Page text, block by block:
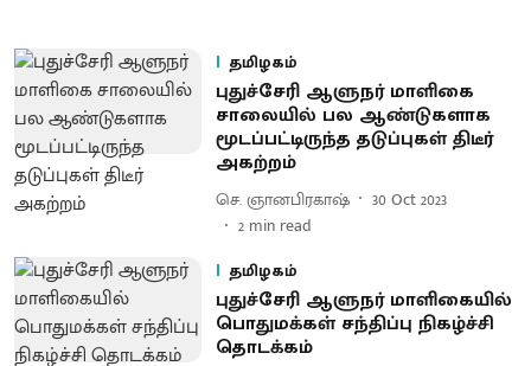
தமிழகம்
புதுச்சேரி ஆளுநர் மாளிகை
சாலையில் பல ஆண்டுகளாக
மூடப்பட்டிருந்த தடுப்புகள் திடீர்
அகற்றம்
செ. ஞானபிரகாஷ்
30 Oct 2023
2 min read
தமிழகம்
புதுச்சேரி ஆளுநர் மாளிகையில்
பொதுமக்கள் சந்திப்பு நிகழ்ச்சி
தொடக்கம்